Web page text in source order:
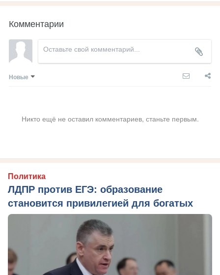
Комментарии
Новые
Никто ещё не оставил комментариев, станьте первым.
Политика
ЛДПР против ЕГЭ: образование
становится привилегией для богатых